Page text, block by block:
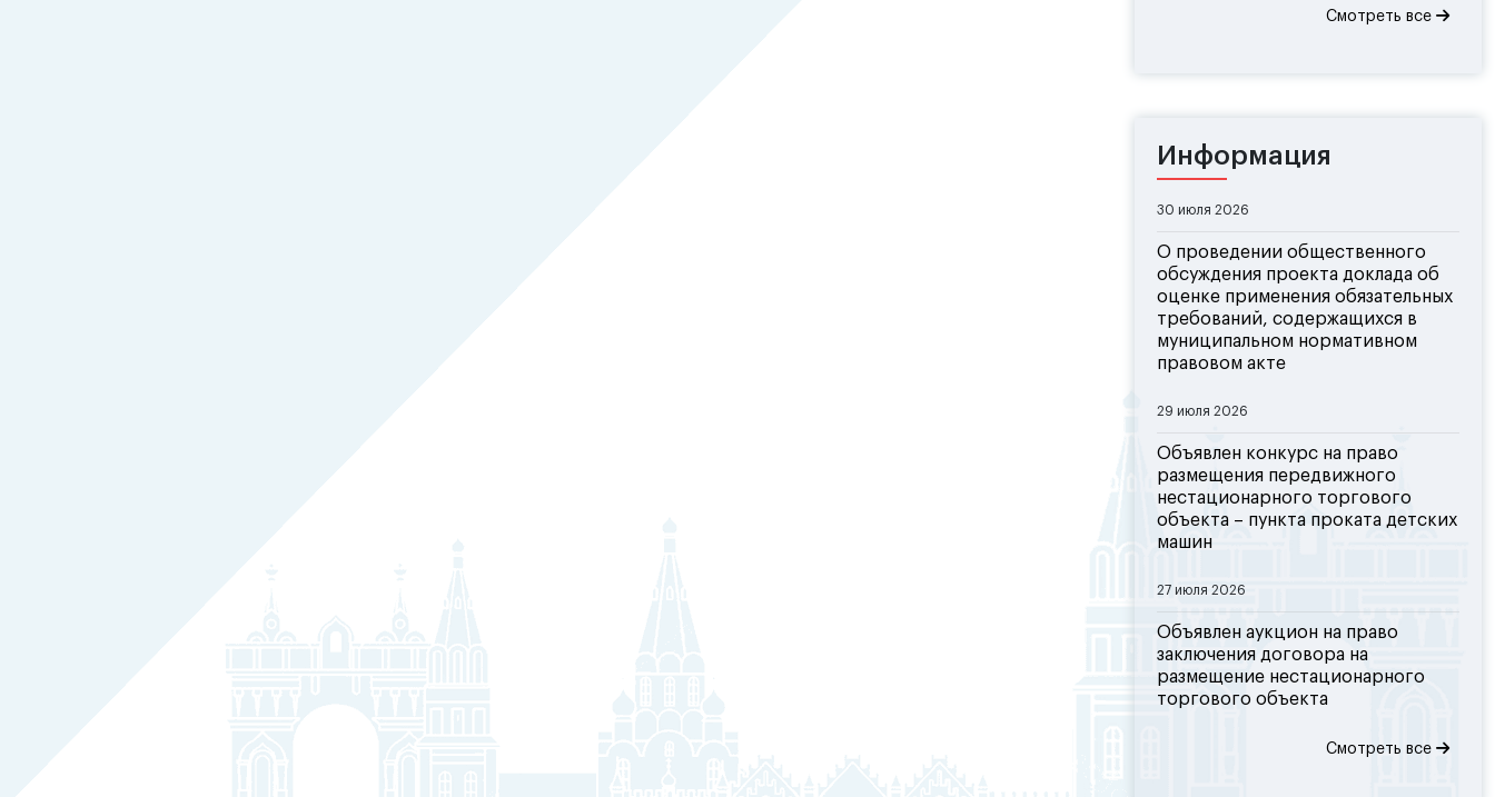
Смотреть все
Информация
30 июля 2026
О проведении общественного
обсуждения проекта доклада об
оценке применения обязательных
требований, содержащихся в
муниципальном нормативном
правовом акте
29 июля 2026
Объявлен конкурс на право
размещения передвижного
нестационарного торгового
объекта – пункта проката детских
машин
27 июля 2026
Объявлен аукцион на право
заключения договора на
размещение нестационарного
торгового объекта
Смотреть все